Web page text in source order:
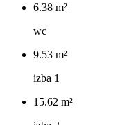
6.38 m²
wc
9.53 m²
izba 1
15.62 m²